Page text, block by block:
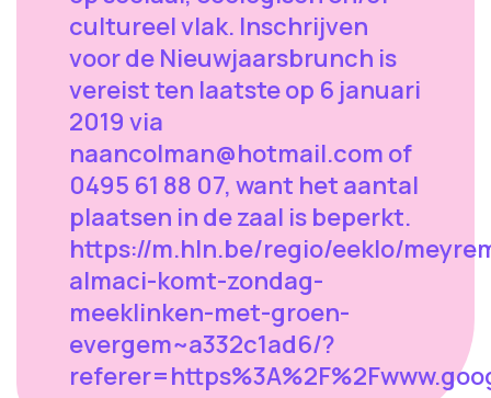
cultureel vlak. Inschrijven
voor de Nieuwjaarsbrunch is
vereist ten laatste op 6 januari
2019 via
naancolman@hotmail.com of
0495 61 88 07, want het aantal
plaatsen in de zaal is beperkt.
https://m.hln.be/regio/eeklo/
almaci-komt-zondag-
meeklinken-met-groen-
evergem~a332c1ad6/?